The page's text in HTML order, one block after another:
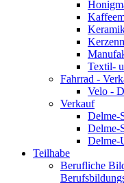
Textil-
Fahrrad -
Velo -
Verkauf
Delme-
Delme-
Delme-
Teilhabe
Berufliche